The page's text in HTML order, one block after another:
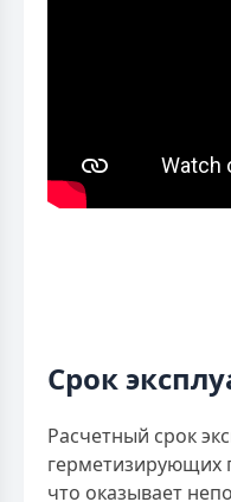
Срок
Расчетный срок
герметизирующих
что оказывает